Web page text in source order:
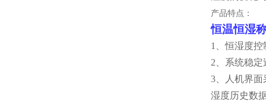
产品特点：
恒温恒湿
1、恒湿度控
2、系统稳
3、人机界
湿度历史数